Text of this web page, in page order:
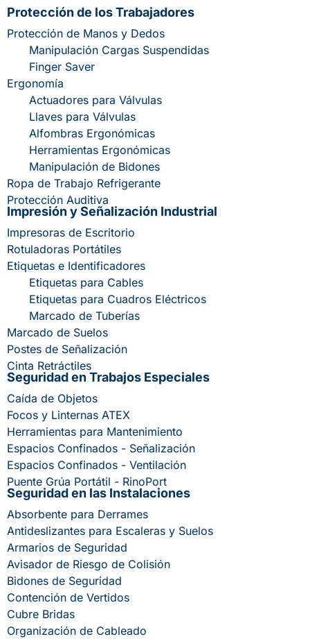
Protección de los Trabajadores
Protección de Manos y Dedos
Manipulación Cargas Suspendidas
Finger Saver
Ergonomía
Actuadores para Válvulas
Llaves para Válvulas
Alfombras Ergonómicas
Herramientas Ergonómicas
Manipulación de Bidones
Ropa de Trabajo Refrigerante
Protección Auditiva
Impresión y Señalización Industrial
Impresoras de Escritorio
Rotuladoras Portátiles
Etiquetas e Identificadores
Etiquetas para Cables
Etiquetas para Cuadros Eléctricos
Marcado de Tuberías
Marcado de Suelos
Postes de Señalización
Cinta Retráctiles
Seguridad en Trabajos Especiales
Caída de Objetos
Focos y Linternas ATEX
Herramientas para Mantenimiento
Espacios Confinados - Señalización
Espacios Confinados - Ventilación
Puente Grúa Portátil - RinoPort
Seguridad en las Instalaciones
Absorbente para Derrames
Antideslizantes para Escaleras y Suelos
Armarios de Seguridad
Avisador de Riesgo de Colisión
Bidones de Seguridad
Contención de Vertidos
Cubre Bridas
Organización de Cableado